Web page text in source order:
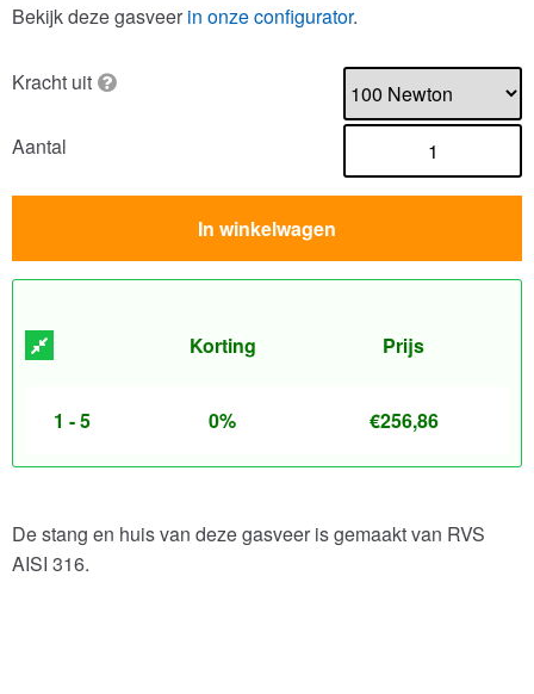
Bekijk deze gasveer in onze configurator.
Kracht uit
Aantal
In winkelwagen
Korting Prijs
1 - 5 0% €256,86
De stang en huis van deze gasveer is gemaakt van RVS
AISI 316.